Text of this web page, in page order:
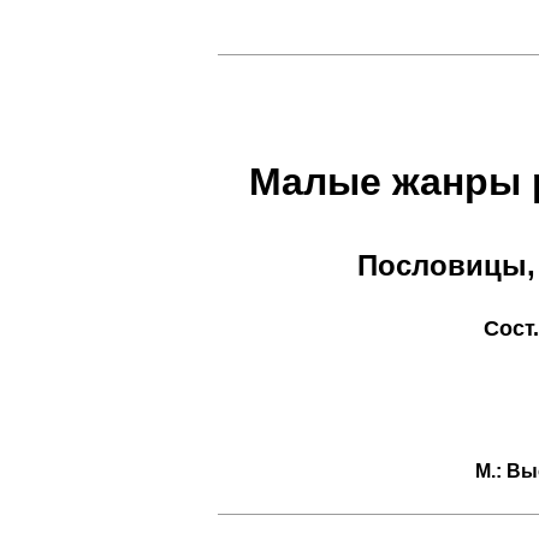
Малые жанры
Пословицы,
М.: